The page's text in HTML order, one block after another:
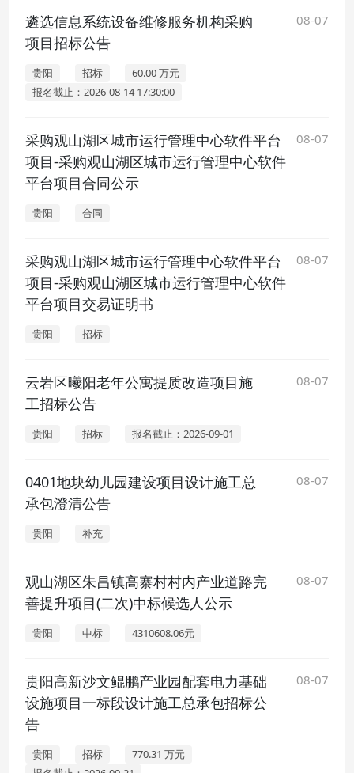
遴选信息系统设备维修服务机构采购
项目招标公告
08-07
贵阳 招标
60.00 万元
报名截止：2026-08-14 17:30:00
采购观山湖区城市运行管理中心软件平台
项目-采购观山湖区城市运行管理中心软件
平台项目合同公示
08-07
贵阳 合同
采购观山湖区城市运行管理中心软件平台
项目-采购观山湖区城市运行管理中心软件
平台项目交易证明书
08-07
贵阳 招标
云岩区曦阳老年公寓提质改造项目施
工招标公告
08-07
贵阳 招标 报名截止：2026-09-01
0401地块幼儿园建设项目设计施工总
承包澄清公告
08-07
贵阳 补充
观山湖区朱昌镇高寨村村内产业道路完
善提升项目(二次)中标候选人公示
08-07
贵阳 中标 4310608.06元
贵阳高新沙文鲲鹏产业园配套电力基础
设施项目一标段设计施工总承包招标公
告
08-07
贵阳 招标
770.31 万元